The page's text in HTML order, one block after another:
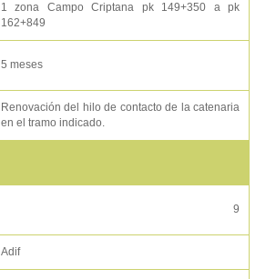
1 zona Campo Criptana pk 149+350 a pk
162+849
5 meses
Renovación del hilo de contacto de la catenaria
en el tramo indicado.
9
Adif